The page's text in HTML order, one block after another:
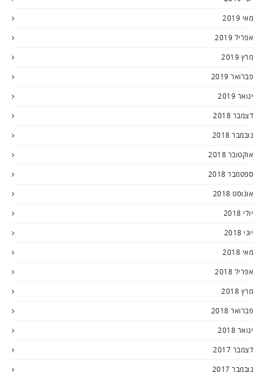
מאי 2019
אפריל 2019
מרץ 2019
פברואר 2019
ינואר 2019
דצמבר 2018
נובמבר 2018
אוקטובר 2018
ספטמבר 2018
אוגוסט 2018
יולי 2018
יוני 2018
מאי 2018
אפריל 2018
מרץ 2018
פברואר 2018
ינואר 2018
דצמבר 2017
נובמבר 2017